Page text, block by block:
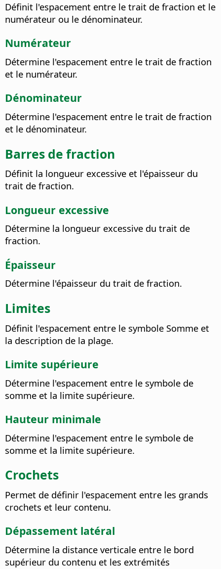
Définit l'espacement entre le trait de fraction et le
numérateur ou le dénominateur.
Numérateur
Détermine l'espacement entre le trait de fraction
et le numérateur.
Dénominateur
Détermine l'espacement entre le trait de fraction
et le dénominateur.
Barres de fraction
Définit la longueur excessive et l'épaisseur du
trait de fraction.
Longueur excessive
Détermine la longueur excessive du trait de
fraction.
Épaisseur
Détermine l'épaisseur du trait de fraction.
Limites
Définit l'espacement entre le symbole Somme et
la description de la plage.
Limite supérieure
Détermine l'espacement entre le symbole de
somme et la limite supérieure.
Hauteur minimale
Détermine l'espacement entre le symbole de
somme et la limite supérieure.
Crochets
Permet de définir l'espacement entre les grands
crochets et leur contenu.
Dépassement latéral
Détermine la distance verticale entre le bord
supérieur du contenu et les extrémités